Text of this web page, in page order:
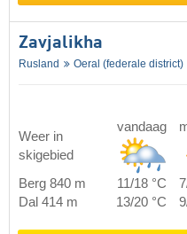
Zavjalikha
Rusland Oeral (federale district)
Weer in
skigebied
vandaag
Berg 840 m 11/18 °C
Dal 414 m
13/20 °C